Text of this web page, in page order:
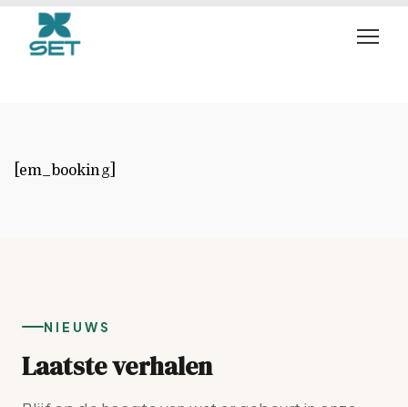
Booking
[em_booking]
NIEUWS
Laatste verhalen